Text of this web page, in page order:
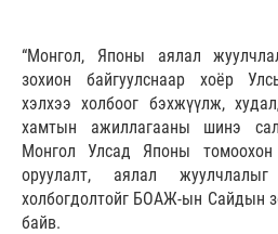
“Монгол, Японы аялал
зохион байгуулснаар хоёр
хэлхээ холбоог бэхжүүлж,
хамтын ажиллагааны шинэ
Монгол Улсад Японы томоохон
оруулалт, аялал
холбогдолтойг БОАЖ-ын Сайдын
байв.